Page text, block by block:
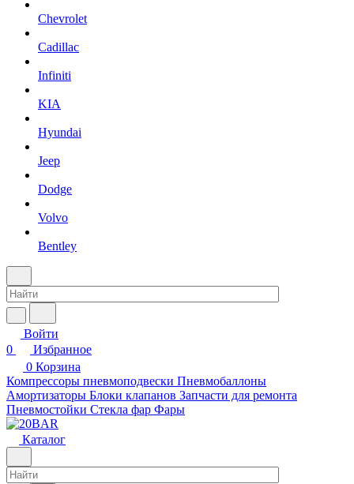
Chevrolet
Cadillac
Infiniti
KIA
Hyundai
Jeep
Dodge
Volvo
Bentley
Войти
0
Избранное
0 Корзина
Компрессоры пневмоподвески Пневмобаллоны
Амортизаторы Блоки клапанов Запчасти для ремонта
Пневмостойки Стекла фар Фары
Каталог